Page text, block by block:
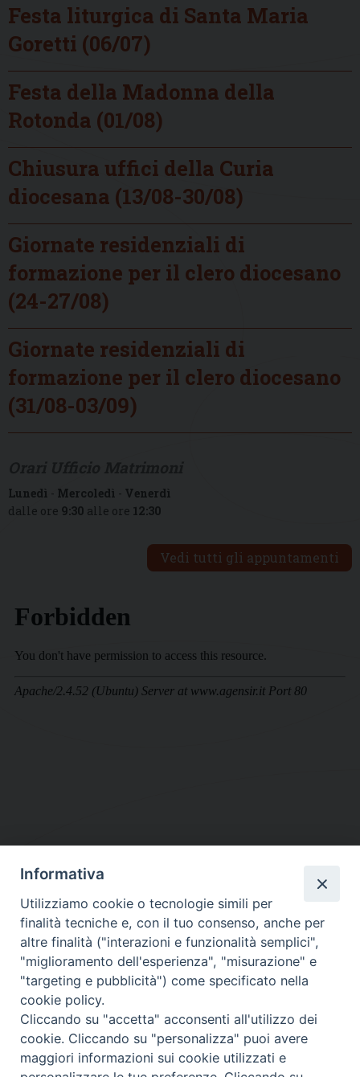
Festa liturgica di Santa Maria
Goretti (06/07)
Festa della Madonna della
Rotonda (01/08)
Chiusura uffici della Curia
diocesana (13/08-30/08)
Giornate residenziali di
formazione per il clero diocesano
(24-27/08)
Giornate residenziali di
formazione per il clero diocesano
(31/08-03/09)
Lunedì - Mercoledì - Venerdì
dalle ore 9:30 alle ore 12:30
Vedi tutti gli appuntamenti
DIOCESI SUBURBICARIA DI ALBANO
Contatti:Tel.: 06.93268401 - Fax.: 06.9323844
E-mail:curia@diocesidialbano.it
Orari: dal Lunedì al Venerdì Ore: 9:00 - 13:00
Lunedì, Mercoledì e Venerdì, Ore 9:30 - 12:30
Informativa
Utilizziamo cookie o tecnologie simili per
finalità tecniche e, con il tuo consenso, anche per
altre finalità ("interazioni e funzionalità semplici",
"miglioramento dell'esperienza", "misurazione" e
"targeting e pubblicità") come specificato nella
cookie policy.
Cliccando su "accetta" acconsenti all'utilizzo dei
cookie. Cliccando su "personalizza" puoi avere
maggiori informazioni sui cookie utilizzati e